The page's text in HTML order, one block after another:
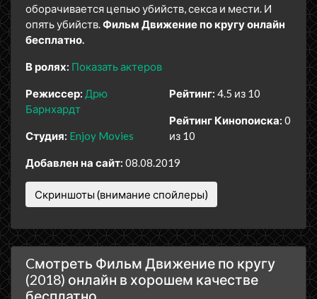
оборачивается цепью убийств, секса и мести. И
опять убийств. Фильм Движение по кругу онлайн
бесплатно.
В ролях: Показать актеров
Режиссер: Дрю
Барнхардт
Студия: Enjoy Movies
Рейтинг: 4.5 из 10
Рейтинг Кинопоиска: 0
из 10
Добавлен на сайт: 08.08.2019
Скриншоты (внимание спойлеры)
Cмотреть Фильм Движение по кругу
(2018) онлайн в хорошем качестве
бесплатно